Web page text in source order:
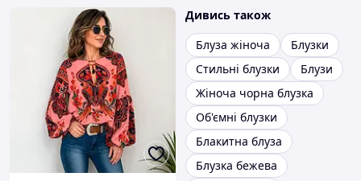
Дивись також
Блуза жіноча
Блузки
Стильні блузки
Блузи
Жіноча чорна блузка
Об'ємні блузки
Блакитна блуза
Блузка бежева